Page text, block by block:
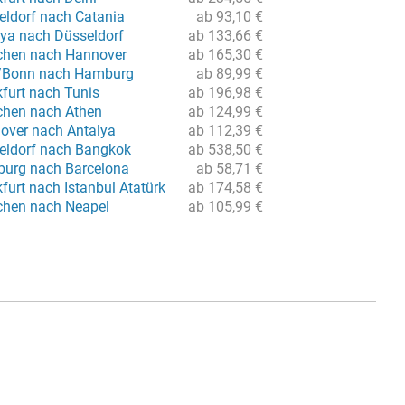
ab 93,10 €
nach Catania
ab 133,66 €
nach Düsseldorf
ab 165,30 €
nach Hannover
ab 89,99 €
nach Hamburg
ab 196,98 €
nach Tunis
ab 124,99 €
nach Athen
ab 112,39 €
nach Antalya
ab 538,50 €
nach Bangkok
ab 58,71 €
nach Barcelona
ab 174,58 €
nach Istanbul Atatürk
ab 105,99 €
nach Neapel